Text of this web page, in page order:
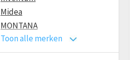
Midea
MONTANA
Moulinex
Ninja
Toon alle merken